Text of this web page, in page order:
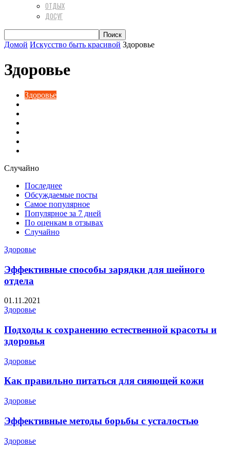
ОТДЫХ
ДОСУГ
Домой Искусство быть красивой Здоровье
Здоровье
Здоровье
Случайно
Последнее
Обсуждаемые посты
Самое популярное
Популярное за 7 дней
По оценкам в отзывах
Случайно
Здоровье
Эффективные способы зарядки для шейного
отдела
01.11.2021
Здоровье
Подходы к сохранению естественной красоты и
здоровья
Здоровье
Как правильно питаться для сияющей кожи
Здоровье
Эффективные методы борьбы с усталостью
Здоровье